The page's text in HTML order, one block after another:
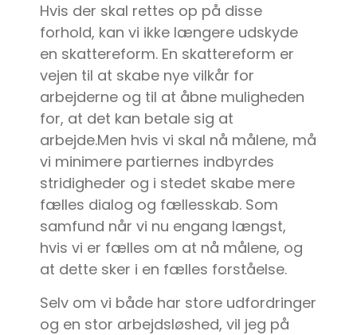
Hvis der skal rettes op på disse
forhold, kan vi ikke længere udskyde
en skattereform. En skattereform er
vejen til at skabe nye vilkår for
arbejderne og til at åbne muligheden
for, at det kan betale sig at
arbejde.Men hvis vi skal nå målene, må
vi minimere partiernes indbyrdes
stridigheder og i stedet skabe mere
fælles dialog og fællesskab. Som
samfund når vi nu engang længst,
hvis vi er fælles om at nå målene, og
at dette sker i en fælles forståelse.
Selv om vi både har store udfordringer
og en stor arbejdsløshed, vil jeg på